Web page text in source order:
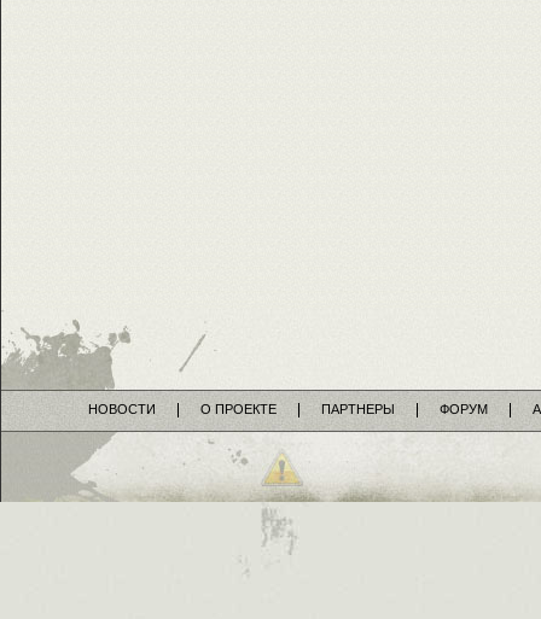
НОВОСТИ О ПРОЕКТЕ ПАРТНЕРЫ ФОРУМ